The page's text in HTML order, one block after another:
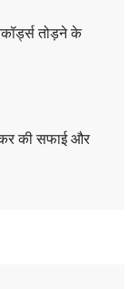
तोड़ने के
की सफाई और